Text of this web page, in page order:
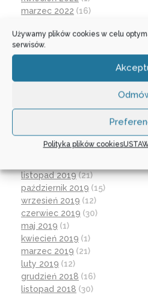
Używamy plików cookies w celu
serwisów.
Polityka plików cookies
marzec 2022 (16)
wrzesień 2021(28)
sierpień 2021
maj 2020(1)
luty 2020(10)
styczeń 2020(17)
listopad 2019(21)
październik 2019 (15)
wrzesień 2019 (12)
czerwiec 2019 (30)
maj 2019 (1)
kwiecień 2019 (1)
marzec 2019 (21)
luty 2019 (12)
grudzień 2018 (16)
listopad 2018 (30)